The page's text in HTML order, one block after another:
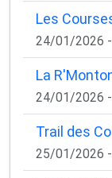
✅ Des
✅ Des
✅ Les
✅ Des
1 email /
Email
Les
24/01/2026 -
La
24/01/2026
Trail des
25/01/2026 -